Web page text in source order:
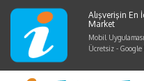
Alışverişin En
Market
Mobil Uygulaması
Ücretsiz -